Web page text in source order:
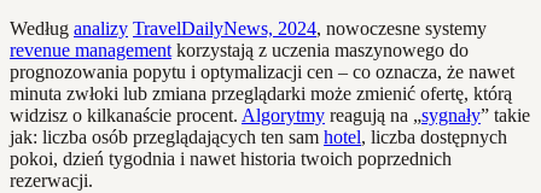
Według analizy TravelDailyNews, 2024, nowoczesne systemy
revenue management korzystają z uczenia maszynowego do
prognozowania popytu i optymalizacji cen – co oznacza, że nawet
minuta zwłoki lub zmiana przeglądarki może zmienić ofertę, którą
widzisz o kilkanaście procent. Algorytmy reagują na „sygnały” takie
jak: liczba osób przeglądających ten sam hotel, liczba dostępnych
pokoi, dzień tygodnia i nawet historia twoich poprzednich
rezerwacji.